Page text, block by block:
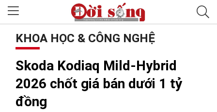
KHOA HỌC & CÔNG NGHỆ
Skoda Kodiaq Mild-Hybrid
2026 chốt giá bán dưới 1 tỷ
đồng